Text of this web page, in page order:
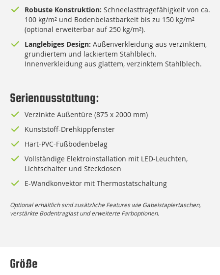
Robuste Konstruktion: Schneelasttragefähigkeit von ca.
100 kg/m² und Bodenbelastbarkeit bis zu 150 kg/m²
(optional erweiterbar auf 250 kg/m²).
Langlebiges Design: Außenverkleidung aus verzinktem,
grundiertem und lackiertem Stahlblech.
Innenverkleidung aus glattem, verzinktem Stahlblech.
Serienausstattung:
verzinkte Außentüre (875 x 2000 mm)
Kunststoff-Drehkippfenster
Hart-PVC-Fußbodenbelag
Vollständige Elektroinstallation mit LED-Leuchten,
Lichtschalter und Steckdosen
E-Wandkonvektor mit Thermostatschaltung
Optional erhältlich sind zusätzliche Features wie Gabelstaplertaschen,
verstärkte Bodentraglast und erweiterte Farboptionen.
Größe